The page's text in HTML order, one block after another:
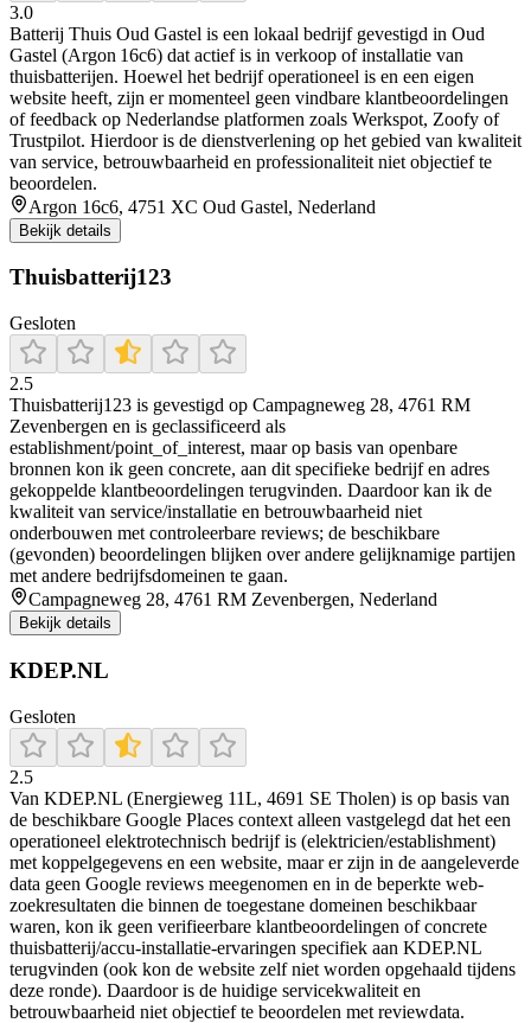
3.0
Batterij Thuis Oud Gastel is een lokaal bedrijf gevestigd in Oud
Gastel (Argon 16c6) dat actief is in verkoop of installatie van
thuisbatterijen. Hoewel het bedrijf operationeel is en een eigen
website heeft, zijn er momenteel geen vindbare klantbeoordelingen
of feedback op Nederlandse platformen zoals Werkspot, Zoofy of
Trustpilot. Hierdoor is de dienstverlening op het gebied van kwaliteit
van service, betrouwbaarheid en professionaliteit niet objectief te
beoordelen.
Argon 16c6, 4751 XC Oud Gastel, Nederland
Bekijk details
Thuisbatterij123
Gesloten
2.5
Thuisbatterij123 is gevestigd op Campagneweg 28, 4761 RM
Zevenbergen en is geclassificeerd als
establishment/point_of_interest, maar op basis van openbare
bronnen kon ik geen concrete, aan dit specifieke bedrijf en adres
gekoppelde klantbeoordelingen terugvinden. Daardoor kan ik de
kwaliteit van service/installatie en betrouwbaarheid niet
onderbouwen met controleerbare reviews; de beschikbare
(gevonden) beoordelingen blijken over andere gelijknamige partijen
met andere bedrijfsdomeinen te gaan.
Campagneweg 28, 4761 RM Zevenbergen, Nederland
Bekijk details
KDEP.NL
Gesloten
2.5
Van KDEP.NL (Energieweg 11L, 4691 SE Tholen) is op basis van
de beschikbare Google Places context alleen vastgelegd dat het een
operationeel elektrotechnisch bedrijf is (elektricien/establishment)
met koppelgegevens en een website, maar er zijn in de aangeleverde
data geen Google reviews meegenomen en in de beperkte web-
zoekresultaten die binnen de toegestane domeinen beschikbaar
waren, kon ik geen verifieerbare klantbeoordelingen of concrete
thuisbatterij/accu-installatie-ervaringen specifiek aan KDEP.NL
terugvinden (ook kon de website zelf niet worden opgehaald tijdens
deze ronde). Daardoor is de huidige servicekwaliteit en
betrouwbaarheid niet objectief te beoordelen met reviewdata.